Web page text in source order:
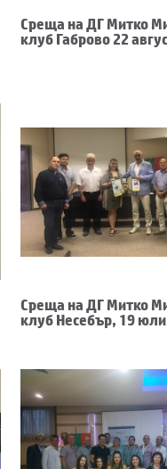
Среща на ДГ Митко
клуб Габрово 22
Среща на ДГ Митко
клуб Несебър, 19 юли